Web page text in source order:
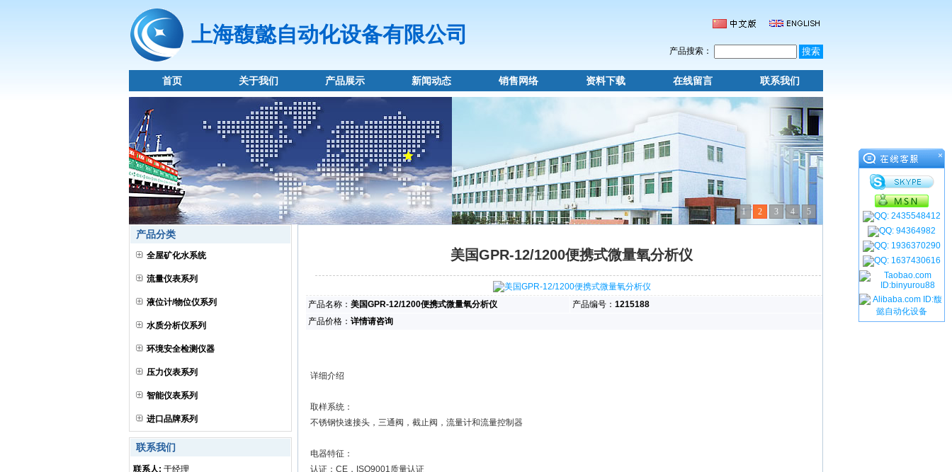
上海馥懿自动化设备有限公司
产品搜索：
首页 关于我们 产品展示 新闻动态 销售网络 资料下载 在线留言 联系我们
1 2 3 4 5
产品分类
全屋矿化水系统
流量仪表系列
液位计/物位仪系列
水质分析仪系列
环境安全检测仪器
压力仪表系列
智能仪表系列
进口品牌系列
联系我们
联系人: 于经理
美国GPR-12/1200便携式微量氧分析仪
产品名称： 美国GPR-12/1200便携式微量氧分析仪 产品编号： 1215188
产品价格： 详情请咨询
详细介绍
取样系统：
不锈钢快速接头，三通阀，截止阀，流量计和流量控制器
电器特征：
认证：CE，ISO9001质量认证
×